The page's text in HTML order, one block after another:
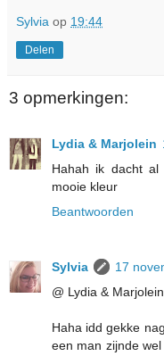
Sylvia op 19:44
Delen
3 opmerkingen:
Lydia & Marjolein
Hahah ik dacht
mooie kleur
Beantwoorden
Sylvia
17
@ Lydia &
Haha idd gekke
een man zijnde